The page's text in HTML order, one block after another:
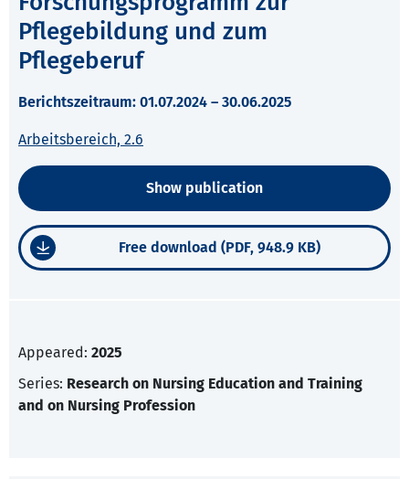
Pflegebildung und zum
Pflegeberuf
Berichtszeitraum: 01.07.2024 – 30.06.2025
Arbeitsbereich, 2.6
Show publication
Free download (PDF, 948.9 KB)
Appeared: 2025
Series: Research on Nursing Education and Training
and on Nursing Profession